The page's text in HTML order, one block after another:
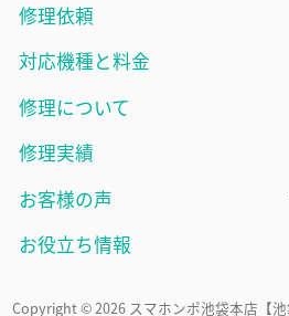
修理依頼
対応機種と料金
修理について
修理実績
お客様の声
お役立ち情報
Copyright © 2026 スマホンポ池袋本店【